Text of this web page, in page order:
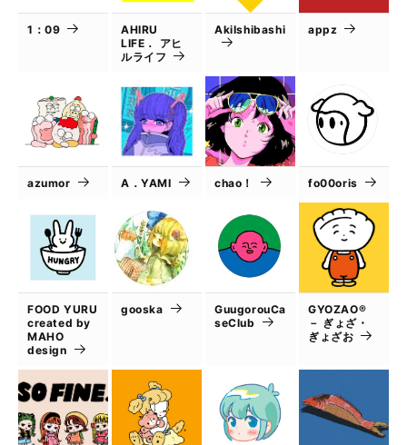
1：09
AHIRU
LIFE． アヒ
ルライフ
AkiIshibashi appz
azumor A．YAMI chao！ fo00oris
FOOD YURU
created by
MAHO
design
gooska
GuugorouCa
seClub
GYOZAO®
－ ぎょざ・
ぎょざお